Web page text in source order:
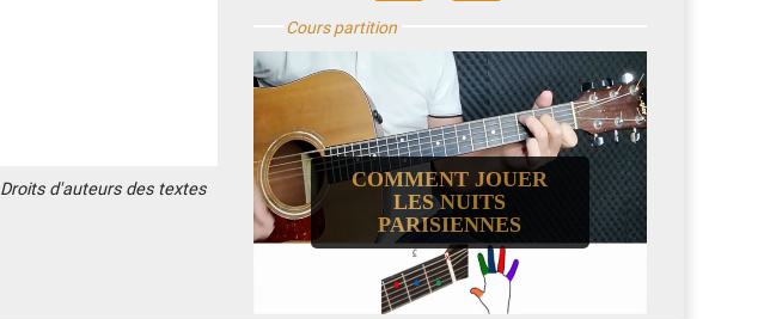
Droits d'auteurs des textes
Cours partition
COMMENT JOUER
LES NUITS
PARISIENNES